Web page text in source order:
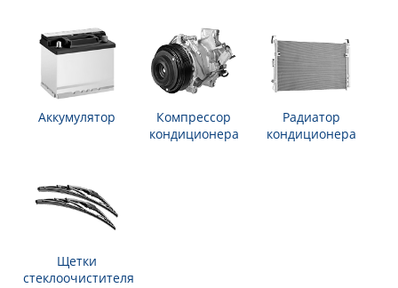
Аккумулятор
Компрессор
кондиционера
Радиатор
кондиционера
Щетки
стеклоочистителя